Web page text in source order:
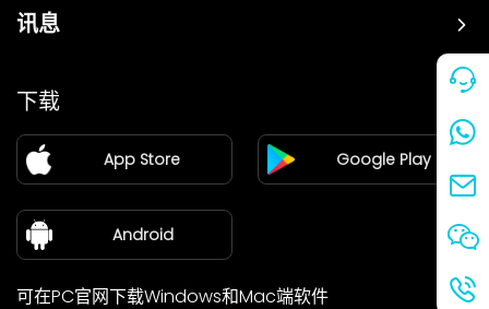
讯息
价格
加盟
新闻中心
关于我们
下载
App Store Google Play
Android
可在PC官网下载Windows和Mac端软件